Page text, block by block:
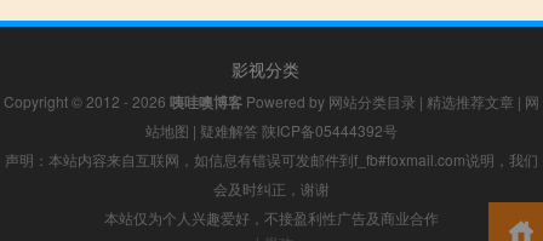
影视分类
Copyright © 2012 - 2026 咦哇噢博客 Powered by 网站分类目录 | 精选推荐文章 | 网
站地图 | 疑难解答 陕ICP备05444392号
声明：本站内容来自互联网，如信息有错误可发邮件到f_fb#foxmail.com说明，我们
会及时纠正，谢谢
本站仅为个人兴趣爱好，不接盈利性广告及商业合作